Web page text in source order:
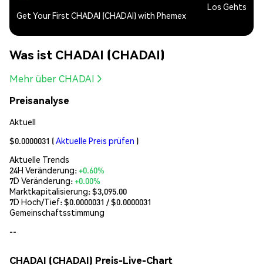
Get Your First CHADAI (CHADAI) with Phemex
Los Gehts
Was ist CHADAI (CHADAI)
Mehr über CHADAI
Preisanalyse
Aktuell
$0.0000031 (Aktuelle Preis prüfen )
Aktuelle Trends
24H Veränderung:+0.60%
7D Veränderung:+0.00%
Marktkapitalisierung:$3,095.00
7D Hoch/Tief: $0.0000031 / $0.0000031
Gemeinschaftsstimmung
--
CHADAI (CHADAI) Preis-Live-Chart